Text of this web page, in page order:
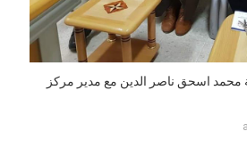
محمد اسحق ناصر الدين مع مدير مركز